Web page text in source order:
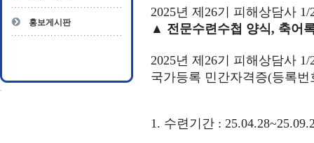
홍보게시판
2025년 제 26기 피해상담사 1/
▲ 전문수련수첩 양식, 축어
2025년 제 26기 피해상담사 1/
국가등록 민간자격증(등록
1. 수련기간 :